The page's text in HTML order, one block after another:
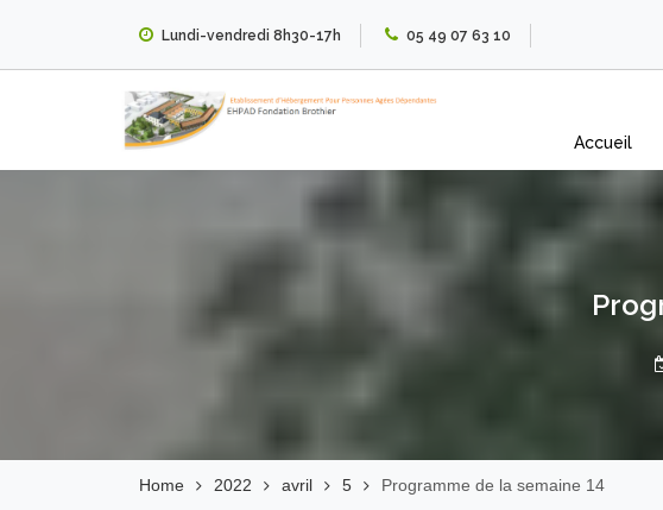
content
Lundi-vendredi 8h30-17h 05 49 07 63 10
EHPAD Fondation
Accueil
Home 2022 avril 5 Programme de la semaine 14